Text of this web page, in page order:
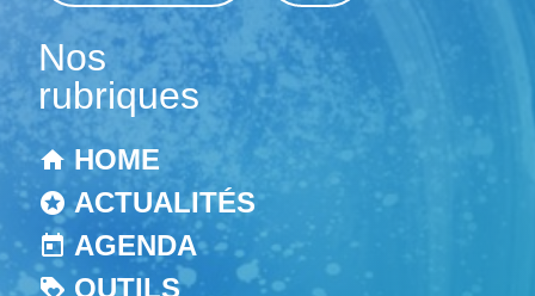
Nos
rubriques
HOME
ACTUALITÉS
AGENDA
OUTILS